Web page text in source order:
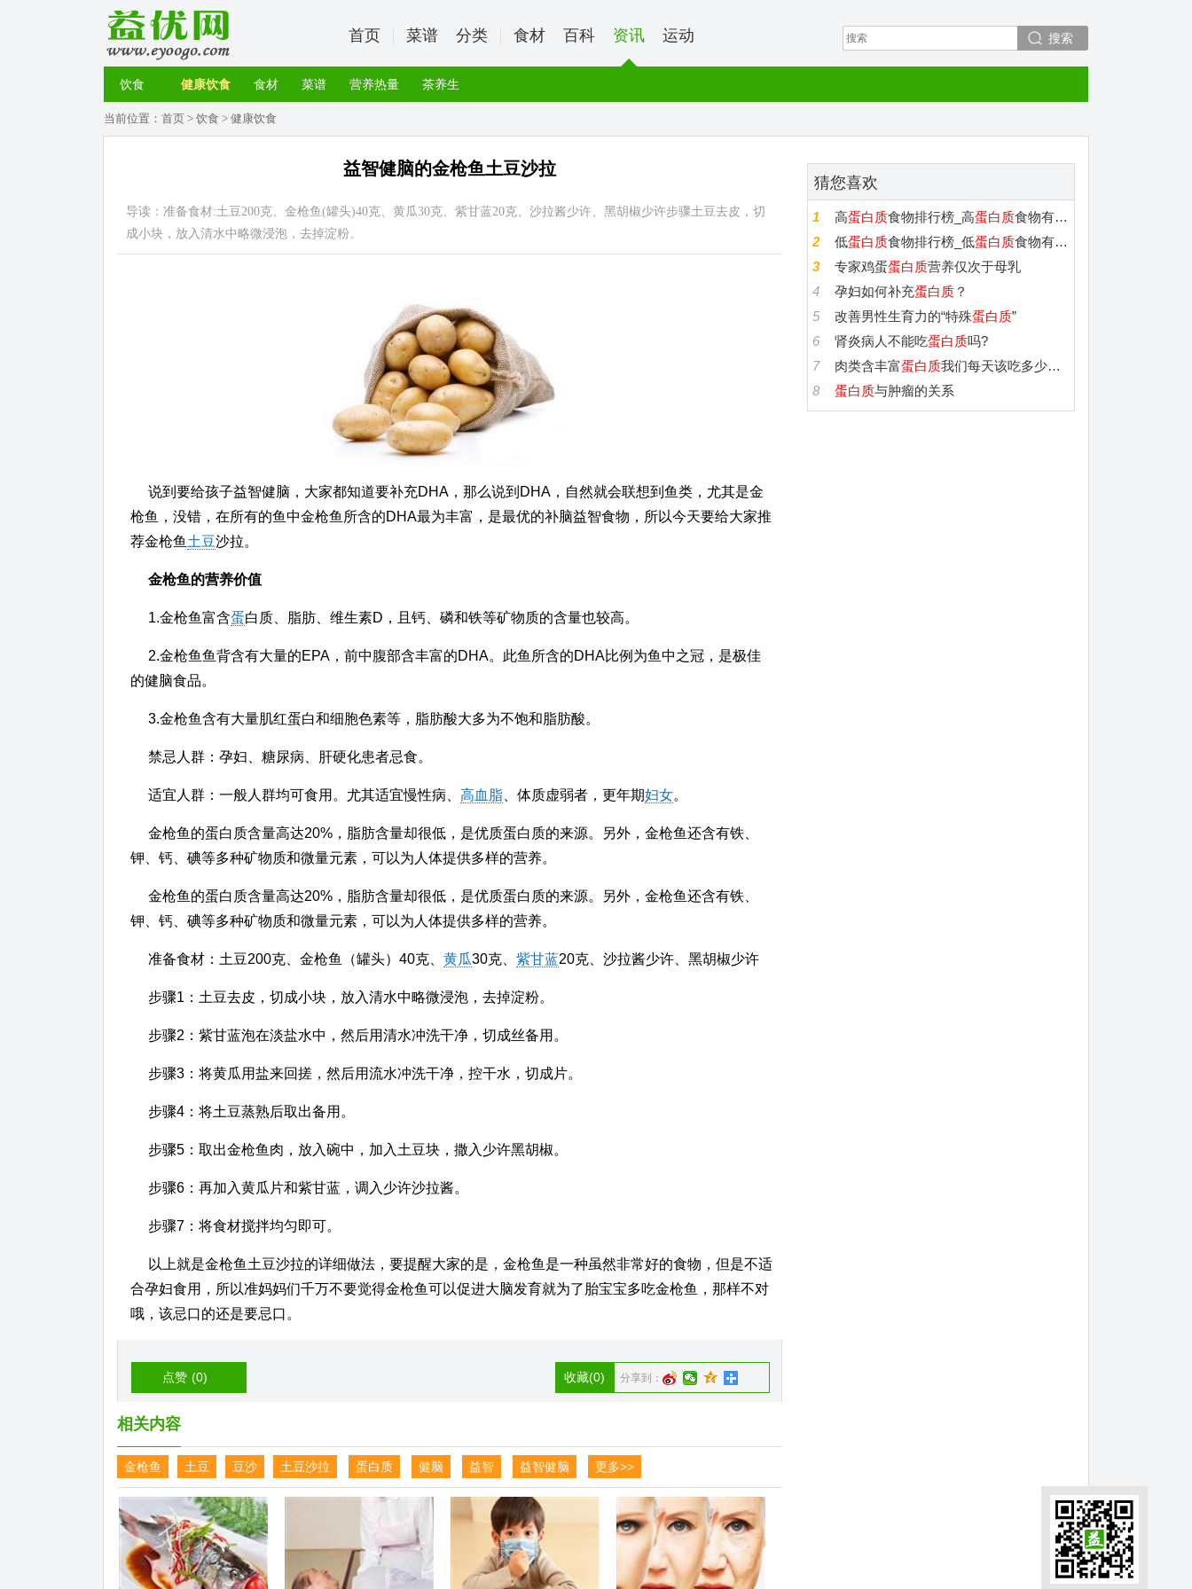
搜索
首页 菜谱 分类 食材 百科 资讯 运动
饮食 健康饮食 食材 菜谱 营养热量 茶养生
当前位置： 首页 > 饮食 > 健康饮食
益智健脑的金枪鱼土豆沙拉
导读：准备食材:土豆200克、金枪鱼(罐头)40克、黄瓜30克、紫甘蓝20克、沙拉酱少许、黑胡椒少许步骤土豆去皮，切
成小块，放入清水中略微浸泡，去掉淀粉。
说到要给孩子益智健脑，大家都知道要补充DHA，那么说到DHA，自然就会联想到鱼类，尤其是金
枪鱼，没错，在所有的鱼中金枪鱼所含的DHA最为丰富，是最优的补脑益智食物，所以今天要给大家推
荐金枪鱼 土豆沙拉。
金枪鱼的营养价值
1.金枪鱼富含蛋白质、脂肪、维生素D，且钙、磷和铁等矿物质的含量也较高。
2.金枪鱼鱼背含有大量的EPA，前中腹部含丰富的DHA。此鱼所含的DHA比例为鱼中之冠，是极佳
的健脑食品。
3.金枪鱼含有大量肌红蛋白和细胞色素等，脂肪酸大多为不饱和脂肪酸。
禁忌人群：孕妇、糖尿病、肝硬化患者忌食。
适宜人群：一般人群均可食用。尤其适宜慢性病、 高血脂 、体质虚弱者，更年期妇女。
金枪鱼的蛋白质含量高达20%，脂肪含量却很低，是优质蛋白质的来源。另外，金枪鱼还含有铁、
钾、钙、碘等多种矿物质和微量元素，可以为人体提供多样的营养。
金枪鱼的蛋白质含量高达20%，脂肪含量却很低，是优质蛋白质的来源。另外，金枪鱼还含有铁、
钾、钙、碘等多种矿物质和微量元素，可以为人体提供多样的营养。
准备食材：土豆200克、金枪鱼（罐头）40克、 黄瓜30克、 紫甘蓝20克、沙拉酱少许、黑胡椒少许
步骤1：土豆去皮，切成小块，放入清水中略微浸泡，去掉淀粉。
步骤2：紫甘蓝泡在淡盐水中，然后用清水冲洗干净，切成丝备用。
步骤3：将黄瓜用盐来回搓，然后用流水冲洗干净，控干水，切成片。
步骤4：将土豆蒸熟后取出备用。
步骤5：取出金枪鱼肉，放入碗中，加入土豆块，撒入少许黑胡椒。
步骤6：再加入黄瓜片和紫甘蓝，调入少许沙拉酱。
步骤7：将食材搅拌均匀即可。
以上就是金枪鱼土豆沙拉的详细做法，要提醒大家的是，金枪鱼是一种虽然非常好的食物，但是不适
合孕妇食用，所以准妈妈们千万不要觉得金枪鱼可以促进大脑发育就为了胎宝宝多吃金枪鱼，那样不对
哦，该忌口的还是要忌口。
点赞 (0) 分享到：
收藏(0)
相关内容
金枪鱼 土豆 豆沙 土豆沙拉 蛋白质 健脑 益智 益智健脑 更多>>
猜您喜欢
1 高蛋白质食物排行榜_高蛋白质食物有哪些_
2
低蛋白质食物排行榜_低蛋白质食物有哪些_
3
专家鸡蛋蛋白质营养仅次于母乳
4
孕妇如何补充蛋白质 ？
5
改善男性生育力的“特殊蛋白质”
6
肾炎病人不能吃蛋白质吗?
7
肉类含丰富蛋白质我们每天该吃多少肉？
8
蛋白质与肿瘤的关系